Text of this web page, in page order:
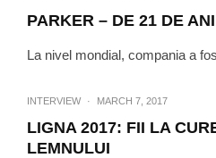
PARKER – DE 21 DE
La nivel mondial, compania a
INTERVIEW · MARCH 7, 2017
LIGNA 2017: FII LA
LEMNULUI